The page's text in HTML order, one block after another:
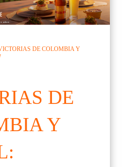
DE COLOMBIA Y
DE
Y